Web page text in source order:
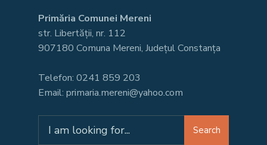
Primăria Comunei Mereni
str. Libertății, nr. 112
907180 Comuna Mereni, Județul Constanța
Telefon: 0241 859 203
Email: primaria.mereni@yahoo.com
for:
Search